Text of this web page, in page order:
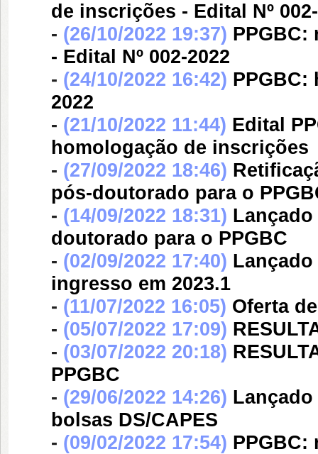
de inscrições - Edital Nº
- (26/10/2022 19:37)
- Edital Nº 002-2022
- (24/10/2022 16:42) PPGBC:
2022
- (21/10/2022 11:44) Edital
homologação de inscrições
- (27/09/2022 18:46)
pós-doutorado para o
- (14/09/2022 18:31)
doutorado para o PPGBC
- (02/09/2022 17:40)
ingresso em 2023.1
- (11/07/2022 16:05) Oferta
- (05/07/2022 17:09)
- (03/07/2022 20:18)
PPGBC
- (29/06/2022 14:26) Lançado
bolsas DS/CAPES
- (09/02/2022 17:54) PPGBC: